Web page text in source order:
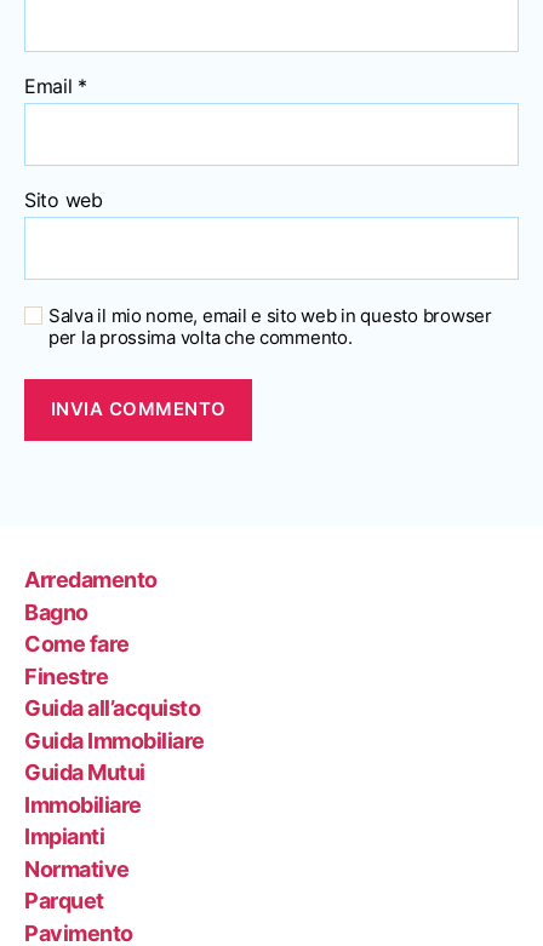
Email *
Sito web
Salva il mio nome, email e sito web in questo browser
per la prossima volta che commento.
Arredamento
Bagno
Come fare
Finestre
Guida all’acquisto
Guida Immobiliare
Guida Mutui
Immobiliare
Impianti
Normative
Parquet
Pavimento